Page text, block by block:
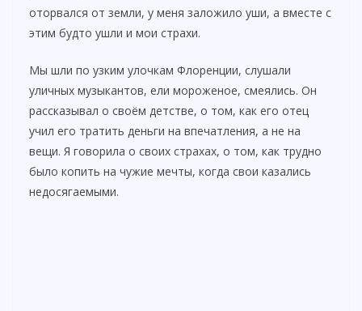
оторвался от земли, у меня заложило уши, а вместе с
этим будто ушли и мои страхи.
Мы шли по узким улочкам Флоренции, слушали
уличных музыкантов, ели мороженое, смеялись. Он
рассказывал о своём детстве, о том, как его отец
учил его тратить деньги на впечатления, а не на
вещи. Я говорила о своих страхах, о том, как трудно
было копить на чужие мечты, когда свои казались
недосягаемыми.